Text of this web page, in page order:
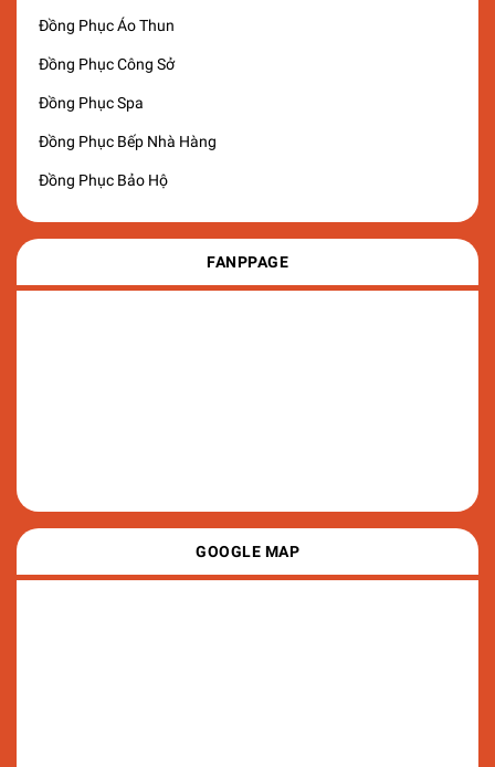
Đồng Phục Áo Thun
Đồng Phục Công Sở
Đồng Phục Spa
Đồng Phục Bếp Nhà Hàng
Đồng Phục Bảo Hộ
FANPPAGE
GOOGLE MAP